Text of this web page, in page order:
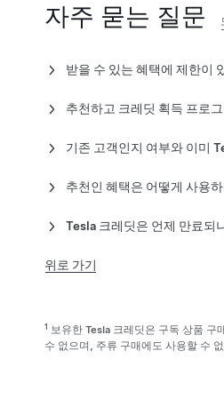
자주 묻는 질문
받을 수 있는 혜택에 제한이
참고:2025년 7월 1일부터 추
추천하고 크레딧 획득 프로
Model S
Model X
참고:로열티 혜택은 요건을
기존 고객인지 여부와 이미
Model S
Model X
추천인 혜택은 어떻게 사용
정비 예약 또는 업그레이드
터 12개월 후에 만료됩니다.
Tesla 크레딧은 언제 만료되
서 아래 절차를 통해 해당 만
이름 > '지갑'을 탭합니다.
'Tesla 크레딧'라는 이름의
위로 가기
1 보유한 Tesla 크레딧은 구독 상품
수 없으며, 주류 구매에도 사용할 수